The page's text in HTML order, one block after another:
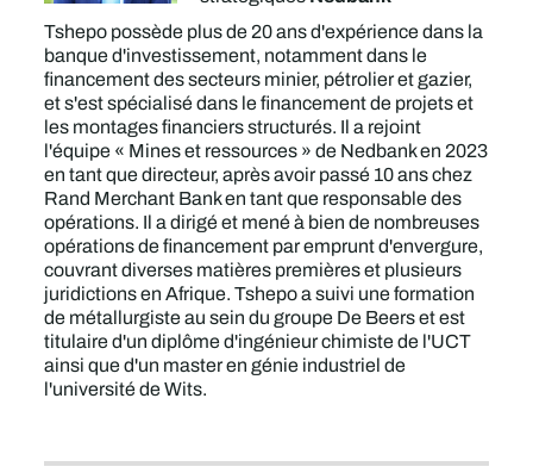
Tshepo possède plus de 20 ans d'expérience dans la
banque d'investissement, notamment dans le
financement des secteurs minier, pétrolier et gazier,
et s'est spécialisé dans le financement de projets et
les montages financiers structurés. Il a rejoint
l'équipe « Mines et ressources » de Nedbank en 2023
en tant que directeur, après avoir passé 10 ans chez
Rand Merchant Bank en tant que responsable des
opérations. Il a dirigé et mené à bien de nombreuses
opérations de financement par emprunt d'envergure,
couvrant diverses matières premières et plusieurs
juridictions en Afrique. Tshepo a suivi une formation
de métallurgiste au sein du groupe De Beers et est
titulaire d'un diplôme d'ingénieur chimiste de l'UCT
ainsi que d'un master en génie industriel de
l'université de Wits.